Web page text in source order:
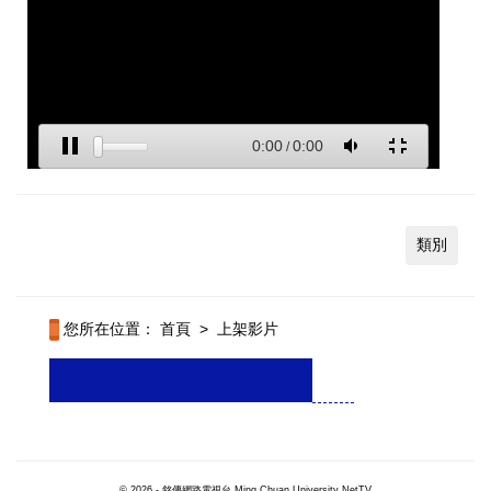
類別
您所在位置： 首頁 > 上架影片